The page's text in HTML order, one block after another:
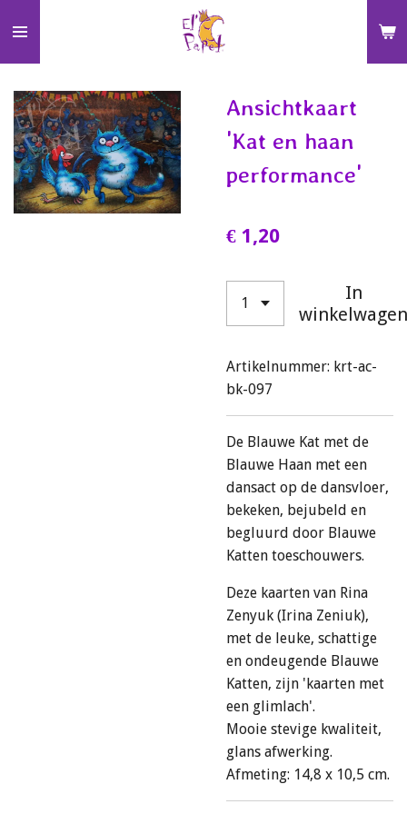
direct
naar
de
hoofdinhoud
Ansichtkaart
'Kat en haan
performance'
€ 1,20
In
winkelwagen
Artikelnummer: krt-ac-
bk-097
De Blauwe Kat met de
Blauwe Haan met een
dansact op de dansvloer,
bekeken, bejubeld en
begluurd door Blauwe
Katten toeschouwers.
Deze kaarten van Rina
Zenyuk (Irina Zeniuk),
met de leuke, schattige
en ondeugende Blauwe
Katten, zijn 'kaarten met
een glimlach'.
Mooie stevige kwaliteit,
glans afwerking.
Afmeting: 14,8 x 10,5 cm.